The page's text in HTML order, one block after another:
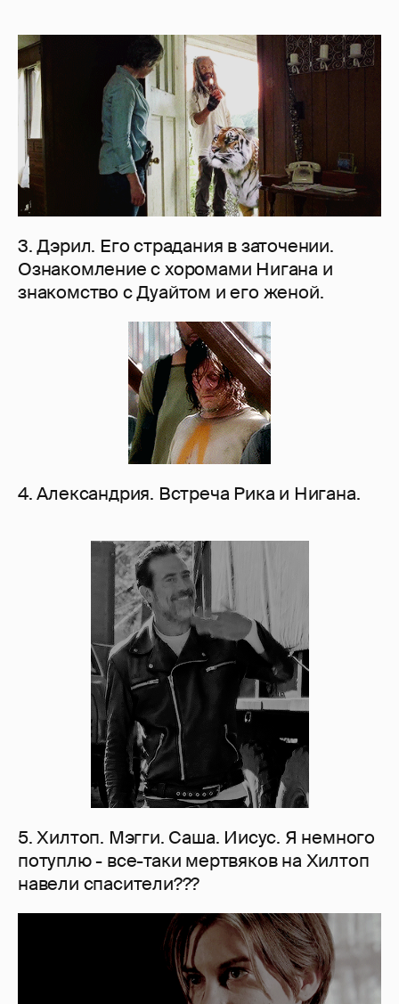
3. Дэрил. Его страдания в заточении.
Ознакомление с хоромами Нигана и
знакомство с Дуайтом и его женой.
4. Александрия. Встреча Рика и Нигана.
5. Хилтоп. Мэгги. Саша. Иисус. Я немного
потуплю - все-таки мертвяков на Хилтоп
навели спасители???